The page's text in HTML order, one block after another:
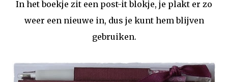
In het boekje zit een post-it blokje, je plakt er zo
weer een nieuwe in, dus je kunt hem blijven
gebruiken.